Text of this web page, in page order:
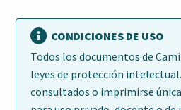
CONDICIONES DE USO
Todos los documentos de
leyes de protección
consultados o imprimirse